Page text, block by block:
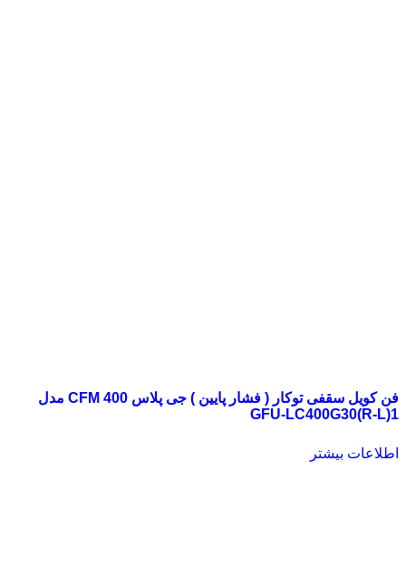
فن کویل سقفی توکار ( فشار پایین ) جی پلاس 400 CFM مدل
GFU-LC400G30(R-L)1
اطلاعات بیشتر